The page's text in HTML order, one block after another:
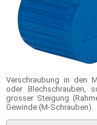
Verschraubung in den
oder Blech­schrauben,
grosser Steigung
Gewinde (M-Schrauben).